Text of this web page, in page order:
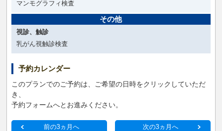
マンモグラフィ検査
その他
視診、触診
乳がん視触診検査
予約カレンダー
このプランでのご予約は、ご希望の日時をクリックしていただ
き、
予約フォームへとお進みください。
前の3ヵ月へ 次の3ヵ月へ